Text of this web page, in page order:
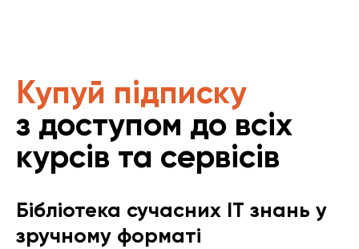
Купуй підписку
з доступом до всіх
курсів та сервісів
Бібліотека сучасних IT знань у
зручному форматі